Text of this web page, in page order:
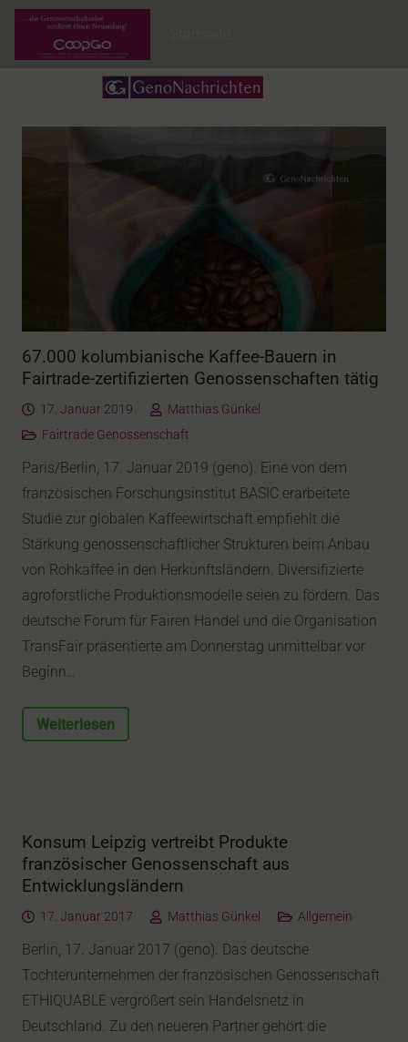
67.000 kolumbianische Kaffee-Bauern in
Fairtrade-zertifizierten Genossenschaften tätig
17. Januar 2019
Matthias Günkel
Fairtrade Genossenschaft
Paris/Berlin, 17. Januar 2019 (geno). Eine von dem
französischen Forschungsinstitut BASIC erarbeitete
Studie zur globalen Kaffeewirtschaft empfiehlt die
Stärkung genossenschaftlicher Strukturen beim Anbau
von Rohkaffee in den Herkunftsländern. Diversifizierte
agroforstliche Produktionsmodelle seien zu fördern. Das
deutsche Forum für Fairen Handel und die Organisation
TransFair präsentierte am Donnerstag unmittelbar vor
Beginn…
Weiterlesen
Konsum Leipzig vertreibt Produkte
französischer Genossenschaft aus
Entwicklungsländern
17. Januar 2017 Matthias Günkel Allgemein
Berlin, 17. Januar 2017 (geno). Das deutsche
Tochterunternehmen der französischen Genossenschaft
ETHIQUABLE vergrößert sein Handelsnetz in
Deutschland. Zu den neueren Partner gehört die